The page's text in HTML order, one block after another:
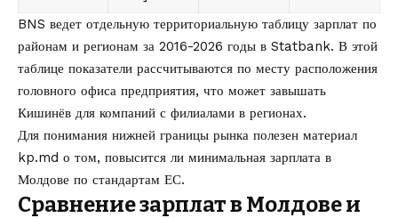
BNS ведет отдельную территориальную таблицу зарплат по
районам и регионам за 2016-2026 годы в Statbank. В этой
таблице показатели рассчитываются по месту расположения
головного офиса предприятия, что может завышать
Кишинёв для компаний с филиалами в регионах.
Для понимания нижней границы рынка полезен материал
kp.md о том, повысится ли минимальная зарплата в
Молдове по стандартам ЕС.
Сравнение зарплат в Молдове и